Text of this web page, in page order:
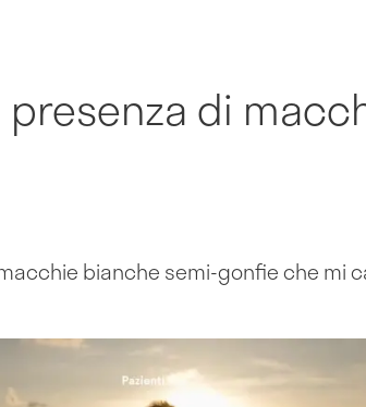
di
bianche semi-gonfie che mi